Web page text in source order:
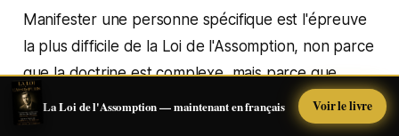
Manifester une personne spécifique est l'épreuve
la plus difficile de la Loi de l'Assomption, non parce
que la doctrine est complexe, mais parce que
l'attachement émotionnel rend la persistance
presque insupportable. Vous voulez vérifier. Vous
La Loi de l'Assomption — maintenant en français Voir le livre